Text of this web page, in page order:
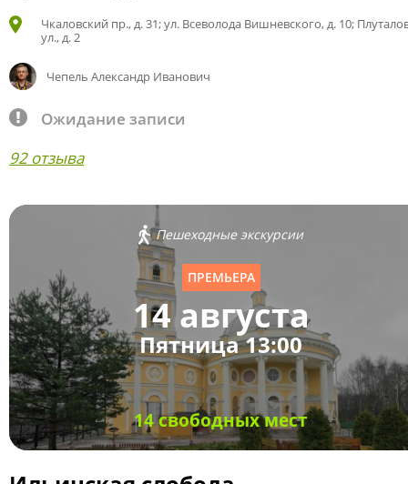
Чкаловский пр., д. 31; ул. Всеволода Вишневского, д. 10;
ул., д. 2
Чепель Александр Иванович
Ожидание записи
92 отзыва
Пешеходные экскурсии
ПРЕМЬЕРА
14 августа
Пятница 13:00
14 свободных мест